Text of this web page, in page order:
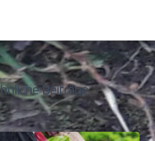
Beiträge